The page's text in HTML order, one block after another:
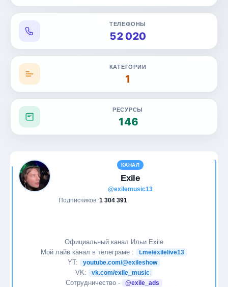
Журналистика
ИИ и нейросети
Инвестиции
Карьера
ТЕЛЕФОНЫ
52 020
КАТЕГОРИИ
1
РЕСУРСЫ
146
КАНАЛ
Exile
@exilemusic13
Подписчиков: 1 304 391
Официальный канал Ильи Exile
Мой лайв канал в телеграме :
t.me/exilelive13
YT: youtube.com/@exileshow
VK: vk.com/exile_music
Сотрудничество - @exile_ads